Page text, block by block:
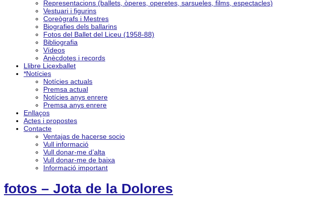
Representacions (ballets, òperes, operetes, sarsueles, films, espectacles)
Vestuari i figurins
Coreògrafs i Mestres
Biografies dels ballarins
Fotos del Ballet del Liceu (1958-88)
Bibliografia
Vídeos
Anècdotes i records
Llibre Licexballet
*Notícies
Notícies actuals
Premsa actual
Notícies anys enrere
Premsa anys enrere
Enllaços
Actes i propostes
Contacte
Ventajas de hacerse socio
Vull informació
Vull donar-me d’alta
Vull donar-me de baixa
Informació important
fotos – Jota de la Dolores